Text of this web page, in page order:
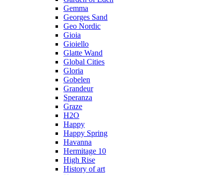
Gemma
Georges Sand
Geo Nordic
Gioia
Gioiello
Glatte Wand
Global Cities
Gloria
Gobelen
Grandeur
Speranza
Graze
H2O
Happy
Happy Spring
Havanna
Hermitage 10
High Rise
History of art